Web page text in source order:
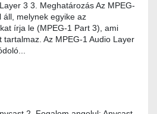
3 3. Meghatározás Az MPEG-
áll, melynek egyike az
írja le (MPEG-1 Part 3), ami
Az MPEG-1 Audio Layer